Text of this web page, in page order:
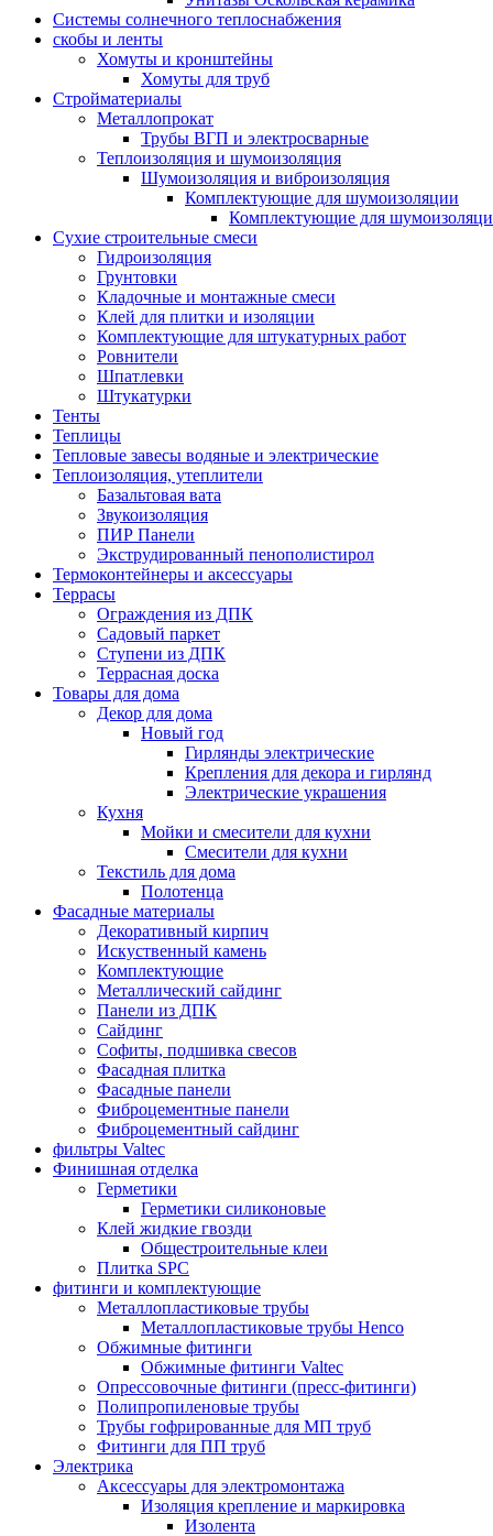
Системы солнечного теплоснабжения
скобы и ленты
Хомуты и кронштейны
Хомуты для труб
Стройматериалы
Металлопрокат
Трубы ВГП и электросварные
Теплоизоляция и шумоизоляция
Шумоизоляция и виброизоляция
Комплектующие для шумоизоляции
Комплектующие для
Сухие строительные смеси
Гидроизоляция
Грунтовки
Кладочные и монтажные смеси
Клей для плитки и изоляции
Комплектующие для штукатурных работ
Ровнители
Шпатлевки
Штукатурки
Тенты
Теплицы
Тепловые завесы водяные и электрические
Теплоизоляция, утеплители
Базальтовая вата
Звукоизоляция
ПИР Панели
Экструдированный пенополистирол
Термоконтейнеры и аксессуары
Террасы
Ограждения из ДПК
Садовый паркет
Ступени из ДПК
Террасная доска
Товары для дома
Декор для дома
Новый год
Гирлянды электрические
Крепления для декора и гирлянд
Электрические украшения
Кухня
Мойки и смесители для кухни
Смесители для кухни
Текстиль для дома
Полотенца
Фасадные материалы
Декоративный кирпич
Искуственный камень
Комплектующие
Металлический сайдинг
Панели из ДПК
Сайдинг
Софиты, подшивка свесов
Фасадная плитка
Фасадные панели
Фиброцементные панели
Фиброцементный сайдинг
фильтры Valtec
Финишная отделка
Герметики
Герметики силиконовые
Клей жидкие гвозди
Общестроительные клеи
Плитка SPC
фитинги и комплектующие
Металлопластиковые трубы
Металлопластиковые трубы Henco
Обжимные фитинги
Обжимные фитинги Valtec
Опрессовочные фитинги (пресс-фитинги)
Полипропиленовые трубы
Трубы гофрированные для МП труб
Фитинги для ПП труб
Электрика
Аксессуары для электромонтажа
Изоляция крепление и маркировка
Изолента